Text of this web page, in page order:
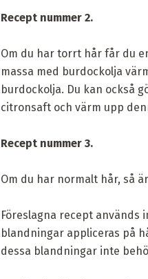
Recept nummer 2.
Om du har torrt hår får du
massa med burdockolja
burdockolja. Du kan också
citronsaft och värm upp
Recept nummer 3.
Om du har normalt hår, så
Föreslagna recept
blandningar appliceras på
dessa blandningar inte